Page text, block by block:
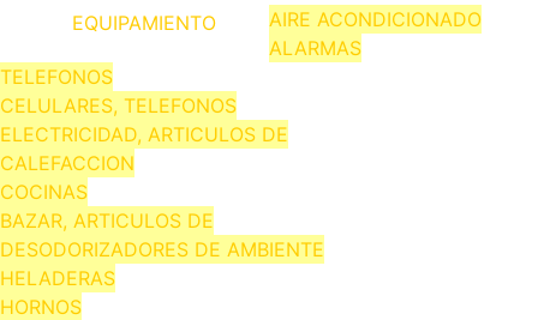
EQUIPAMIENTO
AIRE ACONDICIONADO
ALARMAS
TELEFONOS
CELULARES, TELEFONOS
ELECTRICIDAD, ARTICULOS DE
CALEFACCION
COCINAS
BAZAR, ARTICULOS DE
DESODORIZADORES DE AMBIENTE
HELADERAS
HORNOS